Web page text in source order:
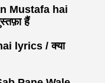
Mustafa hai
हैं
lyrics / क्या